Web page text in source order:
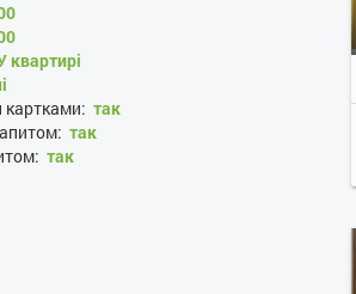
квартирі
так
так
так